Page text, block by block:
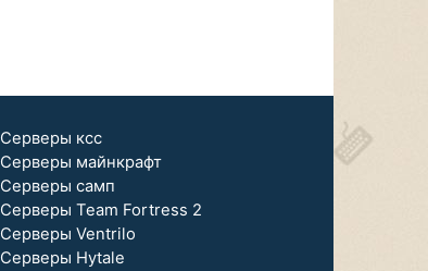
Серверы ксс
Серверы майнкрафт
Серверы самп
Серверы Team Fortress 2
Серверы Ventrilo
Серверы Hytale